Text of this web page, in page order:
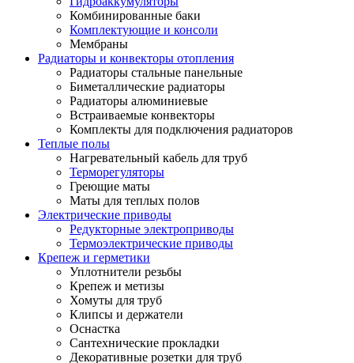
Комбинированные баки
Комплектующие и консоли
Мембраны
Радиаторы и конвекторы отопления
Радиаторы стальные панельные
Биметаллические радиаторы
Радиаторы алюминиевые
Встраиваемые конвекторы
Комплекты для подключения радиаторов
Теплые полы
Нагревательный кабель для труб
Терморегуляторы
Греющие маты
Маты для теплых полов
Электрические приводы
Редукторные электроприводы
Термоэлектрические приводы
Крепеж и герметики
Уплотнители резьбы
Крепеж и метизы
Хомуты для труб
Клипсы и держатели
Оснастка
Сантехнические прокладки
Декоративные розетки для труб